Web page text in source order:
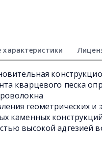
характеристики
кварцевого песка
геометрических и
каменных конструкций
высокой адгезией